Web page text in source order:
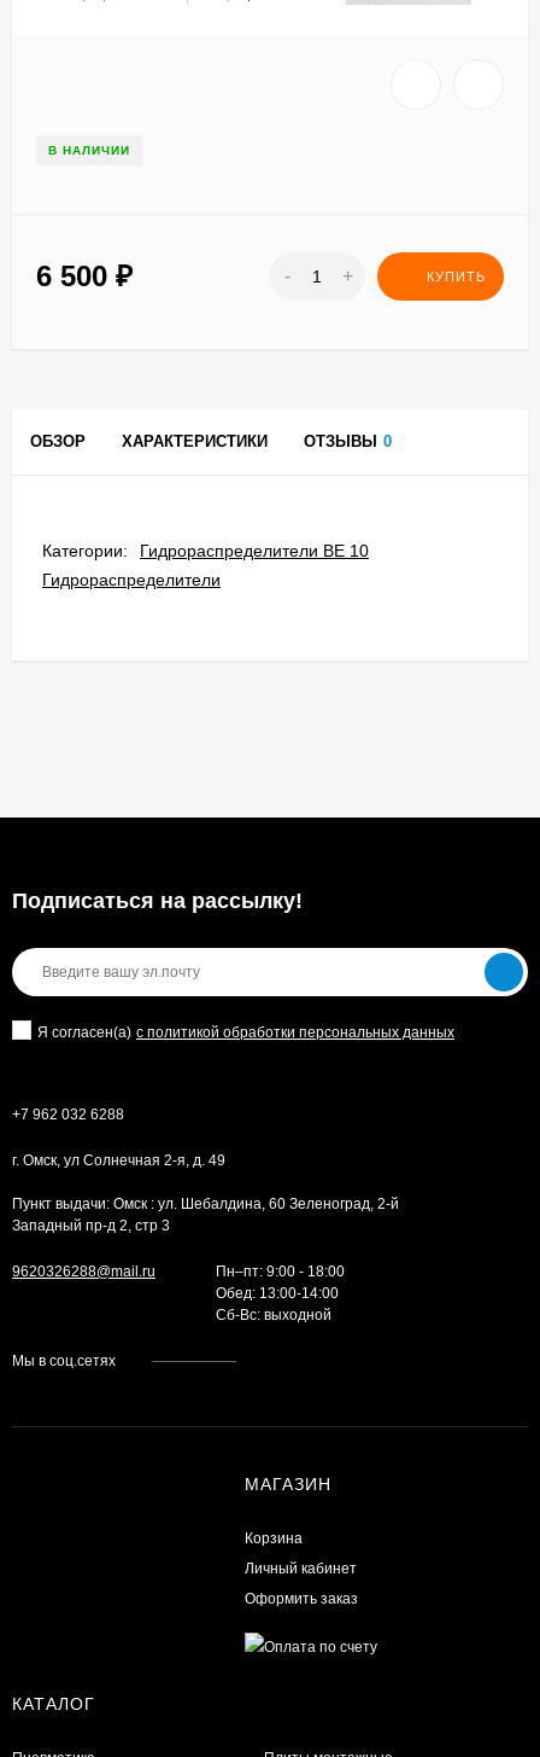
В НАЛИЧИИ
6 500 ₽ - + КУПИТЬ
ОБЗОР ХАРАКТЕРИСТИКИ ОТЗЫВЫ 0
Категории:
Гидрораспределители ВЕ 10
Гидрораспределители
Подписаться на рассылкy!
Я согласен(a) с политикой обработки персональных данных
+7 962 032 6288
г. Омск, ул Солнечная 2-я, д. 49
Пункт выдачи: Омск : ул. Шебалдина, 60 Зеленоград, 2-й
Западный пр-д 2, стр 3
9620326288@mail.ru
Пн–пт: 9:00 - 18:00
Обед: 13:00-14:00
Cб-Вс: выходной
Мы в соц.сетях
МАГАЗИН
Корзина
Личный кабинет
Оформить заказ
КАТАЛОГ